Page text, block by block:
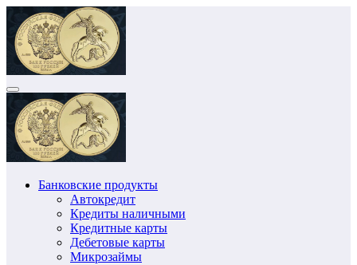
Перейти
содержимому
Банковские продукты
Автокредит
Кредиты наличными
Кредитные карты
Дебетовые карты
Микрозаймы